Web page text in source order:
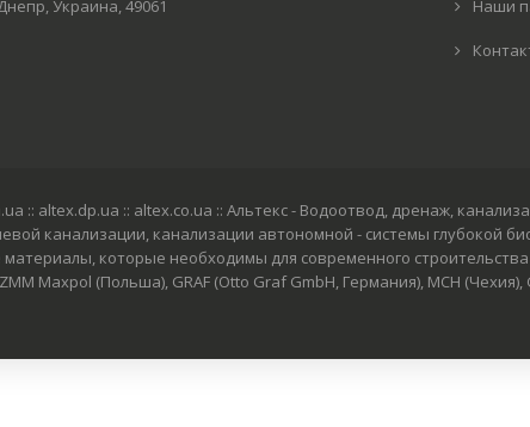
Украина, 49061
Наши
:: altex.dp.ua :: altex.co.ua :: Альтекс - Водоотвод, дренаж,
канализации, канализации автономной - системы глубокой
которые необходимы для современного
Maxpol (Польша), GRAF (Otto Graf GmbH, Германия), MCH